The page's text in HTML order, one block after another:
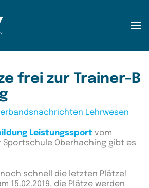
springen
frei zur Trainer-B
Lehrwesen
Leistungssport vom
Sportschule Oberhaching gibt es
schnell die letzten Plätze!
15.02.2019, die Plätze werden